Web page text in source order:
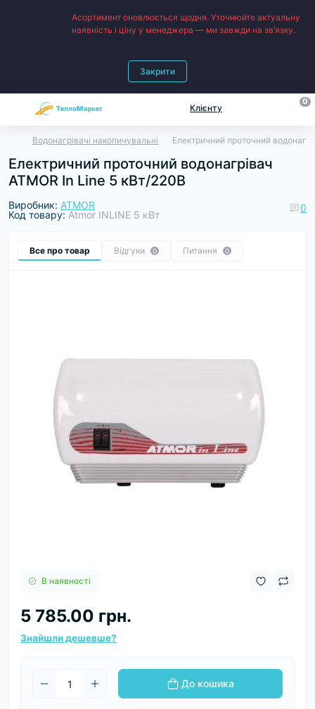
Асортимент оновлюється щодня. Уточнюйте актуальну
наявність і ціну у менеджера — ми завжди на зв’язку.
Закрити
Клієнту
0
Водонагрівачі накопичувальні Електричний проточний
Електричний проточний водонагрівач
ATMOR In Line 5 кВт/220В
Виробник: ATMOR
Код товару: Atmor INLINE 5 кВт
0
Все про товар Відгуки 0 Питання 0
В наявності
5 785.00 грн.
Знайшли дешевше?
До кошика